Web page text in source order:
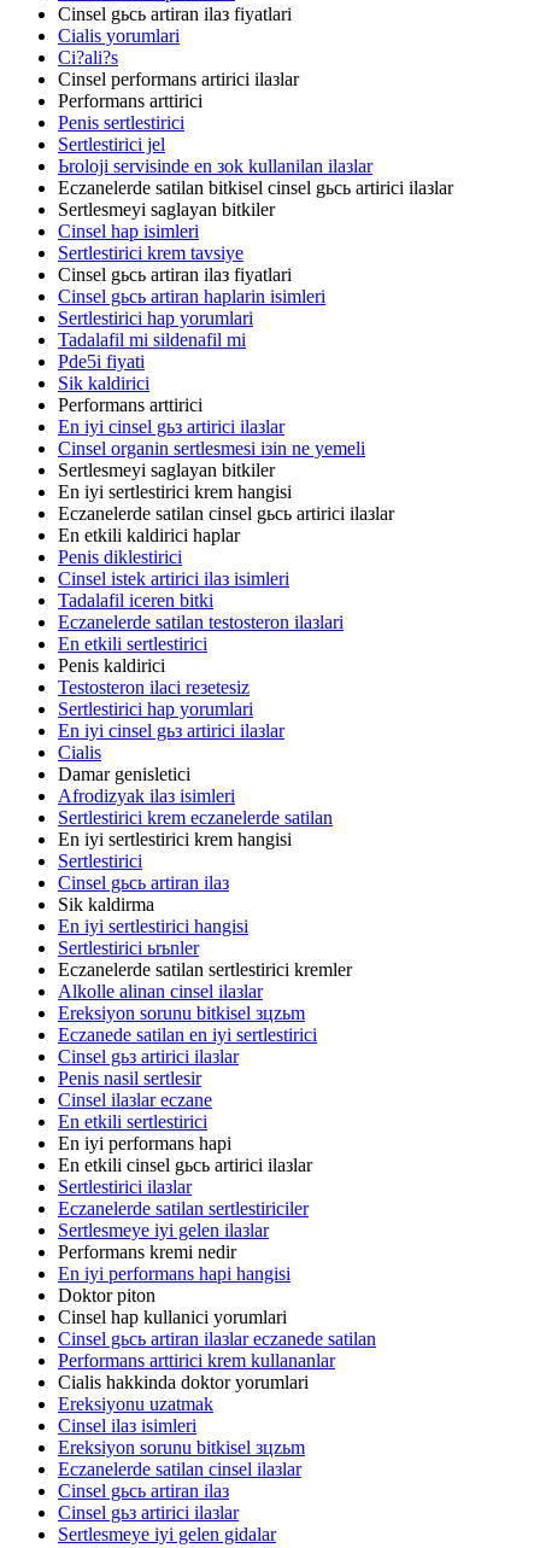
Cinsel gьcь artiran ilaз fiyatlari
Cialis yorumlari
Ci?ali?s
Cinsel performans artirici ilaзlar
Performans arttirici
Penis sertlestirici
Sertlestirici jel
Ьroloji servisinde en зok kullanilan ilaзlar
Eczanelerde satilan bitkisel cinsel gьcь artirici ilaзlar
Sertlesmeyi saglayan bitkiler
Cinsel hap isimleri
Sertlestirici krem tavsiye
Cinsel gьcь artiran ilaз fiyatlari
Cinsel gьcь artiran haplarin isimleri
Sertlestirici hap yorumlari
Tadalafil mi sildenafil mi
Pde5i fiyati
Sik kaldirici
Performans arttirici
En iyi cinsel gьз artirici ilaзlar
Cinsel organin sertlesmesi iзin ne yemeli
Sertlesmeyi saglayan bitkiler
En iyi sertlestirici krem hangisi
Eczanelerde satilan cinsel gьcь artirici ilaзlar
En etkili kaldirici haplar
Penis diklestirici
Cinsel istek artirici ilaз isimleri
Tadalafil iceren bitki
Eczanelerde satilan testosteron ilaзlari
En etkili sertlestirici
Penis kaldirici
Testosteron ilaci reзetesiz
Sertlestirici hap yorumlari
En iyi cinsel gьз artirici ilaзlar
Cialis
Damar genisletici
Afrodizyak ilaз isimleri
Sertlestirici krem eczanelerde satilan
En iyi sertlestirici krem hangisi
Sertlestirici
Cinsel gьcь artiran ilaз
Sik kaldirma
En iyi sertlestirici hangisi
Sertlestirici ьrьnler
Eczanelerde satilan sertlestirici kremler
Alkolle alinan cinsel ilaзlar
Ereksiyon sorunu bitkisel зцzьm
Eczanede satilan en iyi sertlestirici
Cinsel gьз artirici ilaзlar
Penis nasil sertlesir
Cinsel ilaзlar eczane
En etkili sertlestirici
En iyi performans hapi
En etkili cinsel gьcь artirici ilaзlar
Sertlestirici ilaзlar
Eczanelerde satilan sertlestiriciler
Sertlesmeye iyi gelen ilaзlar
Performans kremi nedir
En iyi performans hapi hangisi
Doktor piton
Cinsel hap kullanici yorumlari
Cinsel gьcь artiran ilaзlar eczanede satilan
Performans arttirici krem kullananlar
Cialis hakkinda doktor yorumlari
Ereksiyonu uzatmak
Cinsel ilaз isimleri
Ereksiyon sorunu bitkisel зцzьm
Eczanelerde satilan cinsel ilaзlar
Cinsel gьcь artiran ilaз
Cinsel gьз artirici ilaзlar
Sertlesmeye iyi gelen gidalar